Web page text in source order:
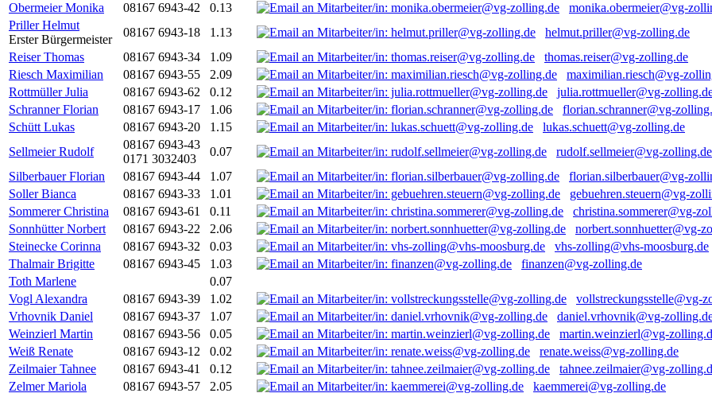
Obermeier Monika
08167 6943-42 0.13
monika.obermeier@vg-
Priller Helmut
Erster Bürgermeister
08167 6943-18 1.13
helmut.priller@vg-zolling.de
Reiser Thomas
08167 6943-34 1.09
thomas.reiser@vg-zolling.de
Riesch Maximilian
08167 6943-55 2.09
maximilian.riesch@vg-
Rottmüller Julia
08167 6943-62 0.12
julia.rottmueller@vg-
Schranner Florian
08167 6943-17 1.06
florian.schranner@vg-
Schütt Lukas
08167 6943-20 1.15
lukas.schuett@vg-zolling.de
Sellmeier Rudolf
08167 6943-43
0171 3032403
0.07
rudolf.sellmeier@vg-zolling.de
Silberbauer Florian
08167 6943-44 1.07
florian.silberbauer@vg-
Soller Bianca
08167 6943-33 1.01
gebuehren.steuern@vg-
Sommerer Christina
08167 6943-61 0.11
christina.sommerer@vg-
Sonnhütter Norbert
08167 6943-22 2.06
norbert.sonnhuetter@vg-
Steinecke Corinna
08167 6943-32 0.03
vhs-zolling@vhs-moosburg.de
Thalmair Brigitte
08167 6943-45 1.03
finanzen@vg-zolling.de
Toth Marlene
0.07
Vogl Alexandra
08167 6943-39 1.02
vollstreckungsstelle@vg-
Vrhovnik Daniel
08167 6943-37 1.07
daniel.vrhovnik@vg-
Weinzierl Martin
08167 6943-56 0.05
martin.weinzierl@vg-
Weiß Renate
08167 6943-12 0.02
renate.weiss@vg-zolling.de
Zeilmaier Tahnee
08167 6943-41 0.12
tahnee.zeilmaier@vg-
Zelmer Mariola
08167 6943-57 2.05 kaemmerei@vg-zolling.de